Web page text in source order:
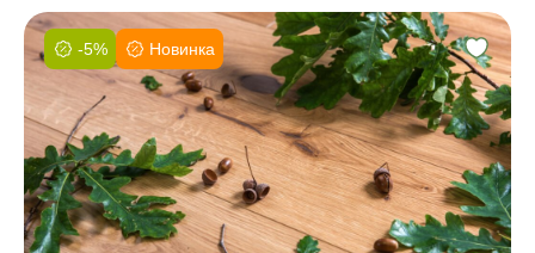
-5% Новинка
Фаска:
Соединение:
Обработка:
Длина:
Ширина:
Толщина: